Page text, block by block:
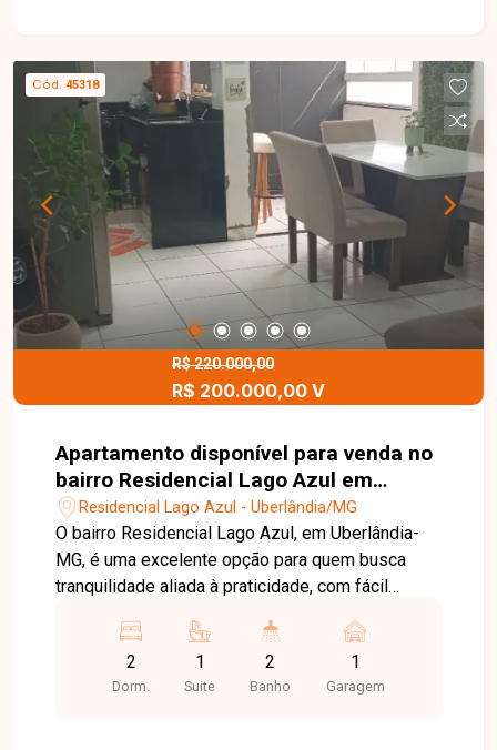
Cód. 45318
R$ 220.000,00
R$ 200.000,00 V
Apartamento disponível para venda no
bairro Residencial Lago Azul em
Uberlândia-MG
Residencial Lago Azul - Uberlândia/MG
O bairro Residencial Lago Azul, em Uberlândia-
MG, é uma excelente opção para quem busca
tranquilidade aliada à praticidade, com fácil
proximidade a comércios e serviços essenciais.
A região se destaca pelo ambiente agradável e
pela crescente valorização, sendo ideal tanto
2
Dorm.
1
Suite
2
Banho
1
Garagem